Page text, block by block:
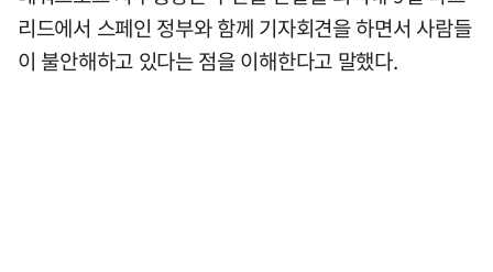
리드에서 스페인 정부와 함께 기자회견을 하면서 사람들
이 불안해하고 있다는 점을 이해한다고 말했다.